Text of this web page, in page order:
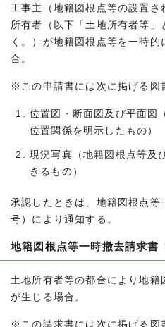
工事主（地籍図根点等の設置
所有者（以下「土地所有者等」
く。）が地籍図根点等を一時
合。
※この申請書には次に掲げる図
位置図・断面図及び平面図
位置関係を明示したもの）
現況写真（地籍図根点等及
きるもの）
承認したときは、地籍図根点等
号）により通知する。
地籍図根点等一時撤去請求書
土地所有者等の都合により地
が生じる場合。
※この請求書には次に掲げる図